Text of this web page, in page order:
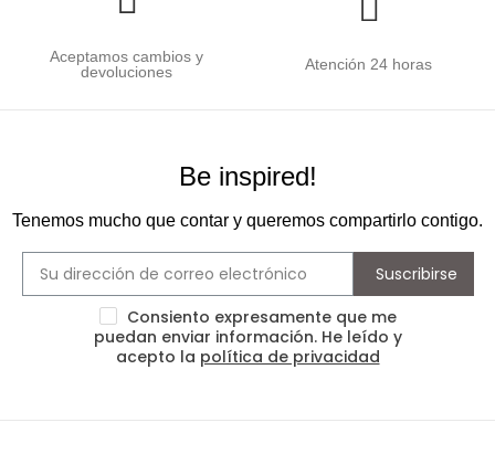
Aceptamos cambios y
devoluciones
Atención 24 horas
Be inspired!
Tenemos mucho que contar y queremos compartirlo contigo.
Suscribirse
Consiento expresamente que me
puedan enviar información. He leído y
acepto la política de privacidad